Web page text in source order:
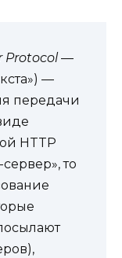
Protocol —
—
передачи
HTTP
то